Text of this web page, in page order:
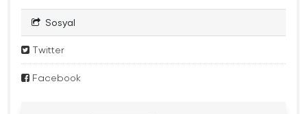
Sosyal
Twitter
Facebook